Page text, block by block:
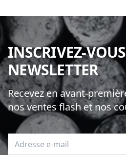
INSCRIVEZ-
NEWSLETTER
Recevez en avant-
nos ventes flash et nos
Adresse e-mail